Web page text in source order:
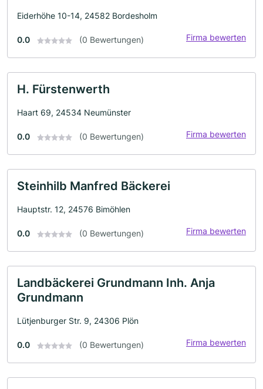
Eiderhöhe 10-14, 24582 Bordesholm
0.0 (0 Bewertungen) Firma bewerten
H. Fürstenwerth
Haart 69, 24534 Neumünster
0.0 (0 Bewertungen) Firma bewerten
Steinhilb Manfred Bäckerei
Hauptstr. 12, 24576 Bimöhlen
0.0 (0 Bewertungen) Firma bewerten
Landbäckerei Grundmann Inh. Anja
Grundmann
Lütjenburger Str. 9, 24306 Plön
0.0 (0 Bewertungen) Firma bewerten